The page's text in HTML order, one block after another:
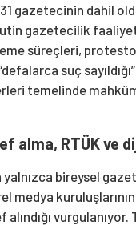
gazetecinin dahil
gazetecilik
süreçleri,
suç
temelinde
alma, RTÜK ve
yalnızca bireysel
medya
alındığı vurgulanıyor.